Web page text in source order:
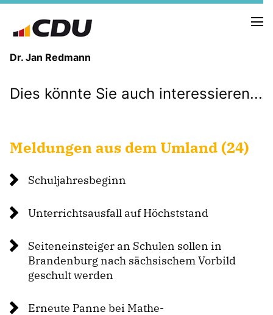
Dr. Jan Redmann
MEINE HEIMAT
MEINE ÜBERZEUGUNGEN
PRESSEBILDER
PRESSEKONTAKT
PRESSEMITTEILUNGEN
Dies könnte Sie auch interessieren...
Meldungen aus dem Umland (24)
Schuljahresbeginn
Unterrichtsausfall auf Höchststand
Seiteneinsteiger an Schulen sollen in
Brandenburg nach sächsischem Vorbild
geschult werden
Erneute Panne bei Mathe-